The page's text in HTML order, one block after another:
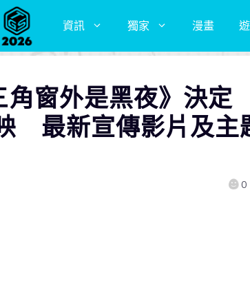
資訊 獨家 漫畫
角窗外是黑夜》決定
最新宣傳影片及主
0